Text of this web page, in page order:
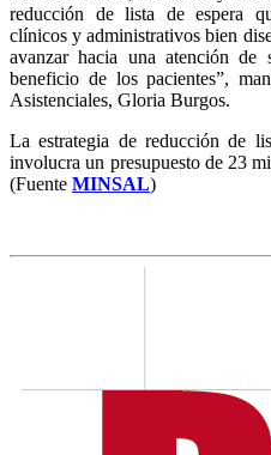
reducción de lista de espera
clínicos y administrativos bien
avanzar hacia una atención
beneficio de los pacientes”,
Asistenciales, Gloria Burgos.
La estrategia de reducción de
involucra un presupuesto de 23
(Fuente MINSAL)